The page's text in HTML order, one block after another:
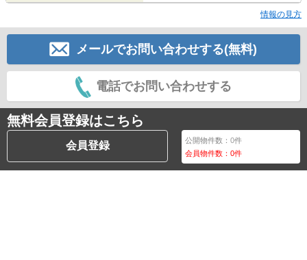
情報の見方
メールでお問い合わせする(無料)
電話でお問い合わせする
無料会員登録はこちら
会員登録 公開物件数：0件
会員物件数：0件